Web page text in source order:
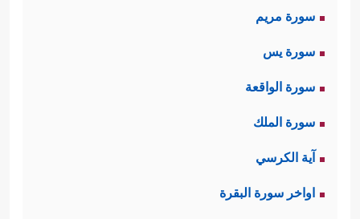
عليهم هم الذين تنكَّبُوا الصراط وحادُوا
عنه عنادًا واستكبارًا، والضالُّون هم
التائِهُون بسبب الجهل والتقليد الأعمى
للآباء والكُبَراء.
في مُقدِّمات
سورة مريم
سورة يس
سورة الواقعة
سورة الملك
آية الكرسي
اواخر سورة البقرة